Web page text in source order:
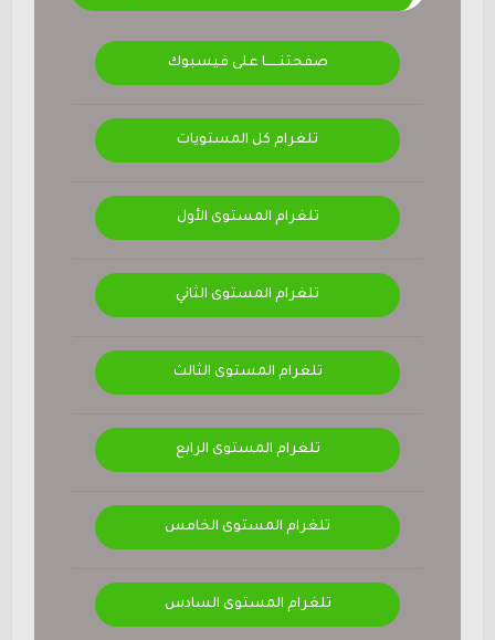
صفحتنــــــا على فيسبوك
تلغرام كل المستويات
تلغرام المستوى الأول
تلغرام المستوى الثاني
تلغرام المستوى الثالث
تلغرام المستوى الرابع
تلغرام المستوى الخامس
تلغرام المستوى السادس